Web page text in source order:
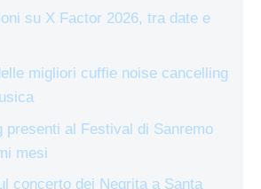
su X Factor 2026, tra date e
migliori cuffie noise cancelling
presenti al Festival di Sanremo
mesi
concerto dei Negrita a Santa